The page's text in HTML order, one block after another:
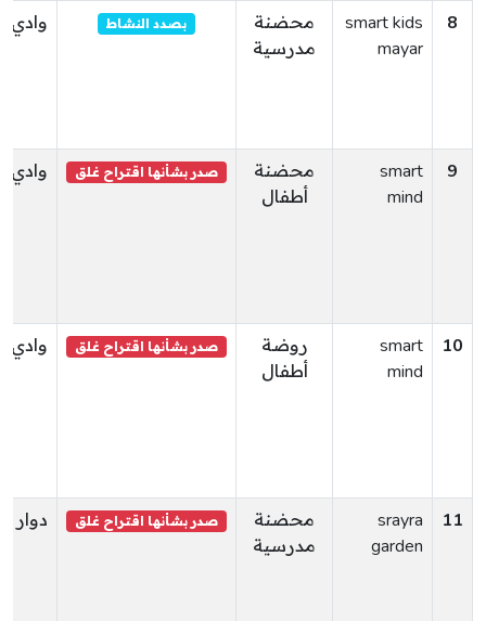
8
smart kids
mayar
محضنة
مدرسية
بصدد النشاط وادي
9
smart
mind
محضنة
أطفال
صدر بشأنها اقتراح غلق وادي
10
smart
mind
روضة
أطفال
صدر بشأنها اقتراح غلق وادي
11
srayra
garden
محضنة
مدرسية
صدر بشأنها اقتراح غلق دوار